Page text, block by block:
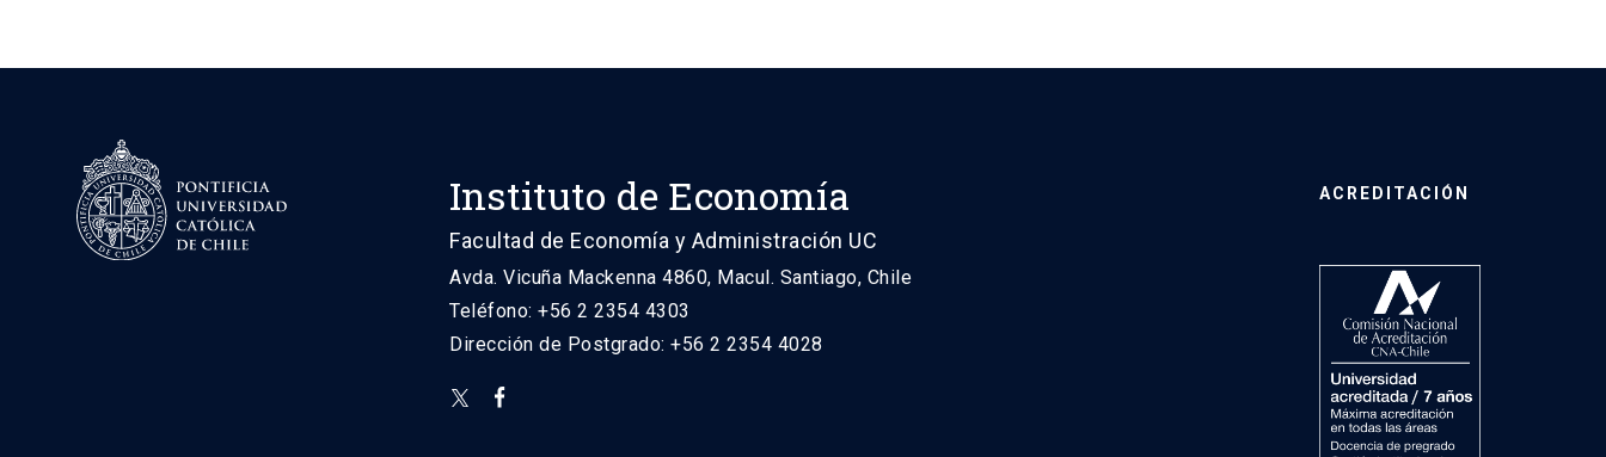
Instituto de Economía
Facultad de Economía y Administración UC
Avda. Vicuña Mackenna 4860, Macul. Santiago, Chile
Teléfono: +56 2 2354 4303
Dirección de Postgrado: +56 2 2354 4028
ACREDITACIÓN